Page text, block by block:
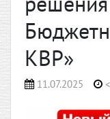
КВР»
11.07.2025